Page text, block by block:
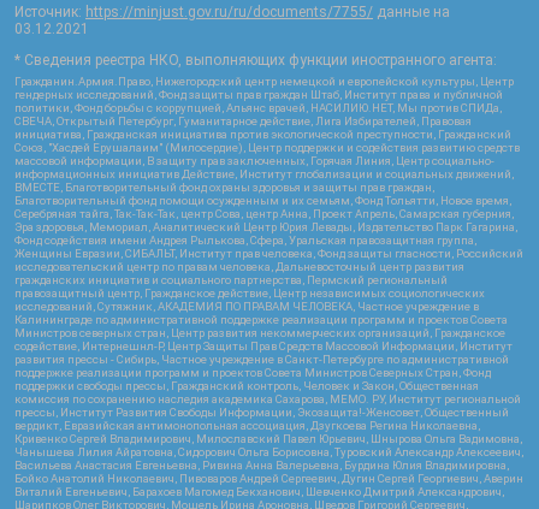
Источник: https://minjust.gov.ru/ru/documents/7755/ данные на
03.12.2021
* Сведения реестра НКО, выполняющих функции иностранного агента:
Гражданин.Армия.Право, Нижегородский центр немецкой и европейской культуры, Центр
гендерных исследований, Фонд защиты прав граждан Штаб, Институт права и публичной
политики, Фонд борьбы с коррупцией, Альянс врачей, НАСИЛИЮ.НЕТ, Мы против СПИДа,
СВЕЧА, Открытый Петербург, Гуманитарное действие, Лига Избирателей, Правовая
инициатива, Гражданская инициатива против экологической преступности, Гражданский
Союз, "Хасдей Ерушалаим" (Милосердие), Центр поддержки и содействия развитию средств
массовой информации, В защиту прав заключенных, Горячая Линия, Центр социально-
информационных инициатив Действие, Институт глобализации и социальных движений,
ВМЕСТЕ, Благотворительный фонд охраны здоровья и защиты прав граждан,
Благотворительный фонд помощи осужденным и их семьям, Фонд Тольятти, Новое время,
Серебряная тайга, Так-Так-Так, центр Сова, центр Анна, Проект Апрель, Самарская губерния,
Эра здоровья, Мемориал, Аналитический Центр Юрия Левады, Издательство Парк Гагарина,
Фонд содействия имени Андрея Рылькова, Сфера, Уральская правозащитная группа,
Женщины Евразии, СИБАЛЬТ, Институт прав человека, Фонд защиты гласности, Российский
исследовательский центр по правам человека, Дальневосточный центр развития
гражданских инициатив и социального партнерства, Пермский региональный
правозащитный центр, Гражданское действие, Центр независимых социологических
исследований, Сутяжник, АКАДЕМИЯ ПО ПРАВАМ ЧЕЛОВЕКА, Частное учреждение в
Калининграде по административной поддержке реализации программ и проектов Совета
Министров северных стран, Центр развития некоммерческих организаций, Гражданское
содействие, Интернешнл-Р, Центр Защиты Прав Средств Массовой Информации, Институт
развития прессы - Сибирь, Частное учреждение в Санкт-Петербурге по административной
поддержке реализации программ и проектов Совета Министров Северных Стран, Фонд
поддержки свободы прессы, Гражданский контроль, Человек и Закон, Общественная
комиссия по сохранению наследия академика Сахарова, МЕМО. РУ, Институт региональной
прессы, Институт Развития Свободы Информации, Экозащита!-Женсовет, Общественный
вердикт, Евразийская антимонопольная ассоциация, Дзугкоева Регина Николаевна,
Кривенко Сергей Владимирович, Милославский Павел Юрьевич, Шнырова Ольга Вадимовна,
Чанышева Лилия Айратовна, Сидорович Ольга Борисовна, Туровский Александр Алексеевич,
Васильева Анастасия Евгеньевна, Ривина Анна Валерьевна, Бурдина Юлия Владимировна,
Бойко Анатолий Николаевич, Пивоваров Андрей Сергеевич, Дугин Сергей Георгиевич, Аверин
Виталий Евгеньевич, Барахоев Магомед Бекханович, Шевченко Дмитрий Александрович,
Шарипков Олег Викторович, Мошель Ирина Ароновна, Шведов Григорий Сергеевич,